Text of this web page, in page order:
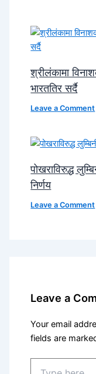
श्रीलंकामा
भारततिर सर्दै
Leave a Comment
पोखराविरुद्ध
निर्णय
Leave a Comment
Leave a
Your email
fields are